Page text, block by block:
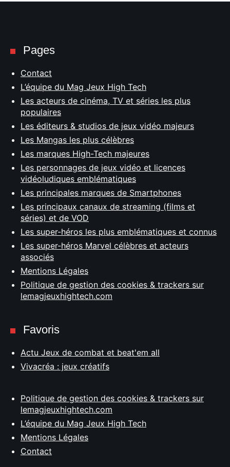
Pages
Contact
L’équipe du Mag Jeux High Tech
Les acteurs de cinéma, TV et séries les plus
populaires
Les éditeurs & studios de jeux vidéo majeurs
Les Mangas les plus célèbres
Les marques High-Tech majeures
Les personnages de jeux vidéo et licences
vidéoludiques emblématiques
Les principales marques de Smartphones
Les principaux canaux de streaming (films et
séries) et de VOD
Les super-héros les plus emblématiques et connus
Les super-héros Marvel célèbres et acteurs
associés
Mentions Légales
Politique de gestion des cookies & trackers sur
lemagjeuxhightech.com
Favoris
Actu Jeux de combat et beat'em all
Vivacréa : jeux créatifs
Politique de gestion des cookies & trackers sur
lemagjeuxhightech.com
L’équipe du Mag Jeux High Tech
Mentions Légales
Contact